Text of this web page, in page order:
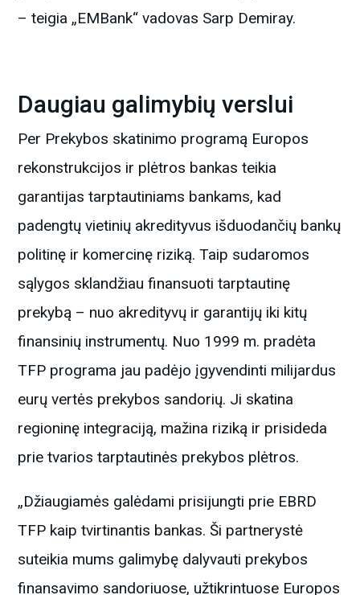
– teigia „EMBank“ vadovas Sarp Demiray.
Daugiau galimybių verslui
Per Prekybos skatinimo programą Europos
rekonstrukcijos ir plėtros bankas teikia
garantijas tarptautiniams bankams, kad
padengtų vietinių akredityvus išduodančių bankų
politinę ir komercinę riziką. Taip sudaromos
sąlygos sklandžiau finansuoti tarptautinę
prekybą – nuo akredityvų ir garantijų iki kitų
finansinių instrumentų. Nuo 1999 m. pradėta
TFP programa jau padėjo įgyvendinti milijardus
eurų vertės prekybos sandorių. Ji skatina
regioninę integraciją, mažina riziką ir prisideda
prie tvarios tarptautinės prekybos plėtros.
„Džiaugiamės galėdami prisijungti prie EBRD
TFP kaip tvirtinantis bankas. Ši partnerystė
suteikia mums galimybę dalyvauti prekybos
finansavimo sandoriuose, užtikrintuose Europos